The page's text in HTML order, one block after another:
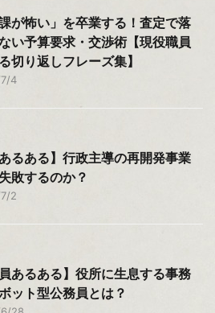
課が怖い」を卒業する！査定で落
い予算要求・交渉術【現役職員
切り返しフレーズ集】
4
あるある】行政主導の再開発事業
敗するのか？
2
員あるある】役所に生息する事務
ット型公務員とは？